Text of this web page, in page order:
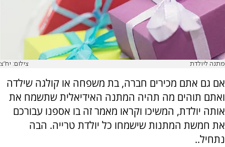
מתנה ליולדת צילום: יח"צ
אם גם אתם מכירים חברה, בת משפחה או קולגה שילדה
ואתם תוהים מה תהיה המתנה האידיאלית שתשמח את
אותה יולדת, המשיכו וקראו מאמר זה בו אספנו עבורכם
את חמשת המתנות שישמחו כל יולדת טרייה. הבה
נתחיל..